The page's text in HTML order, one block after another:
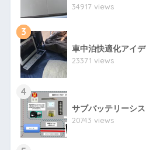
34917 views
3
車中泊快適化アイ
23371 views
4
サブバッテリーシ
20743 views